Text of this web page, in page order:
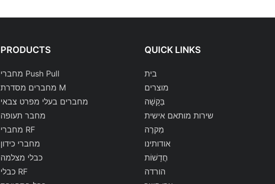
PRODUCTS
מחברי Push Pull
מחברים מסדרת M
מחברים בעלי מפרט צבאי
מחבר תעופה
מחברי RF
מחברי כידון
כבלי מצלמה
כבלי RF
QUICK LINKS
בית
מוצרים
בַּקָשָׁה
שירות מותאם אישית
מִקרֶה
אודותינו
חֲדָשׁוֹת
הורדה